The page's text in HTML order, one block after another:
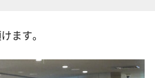
ます。